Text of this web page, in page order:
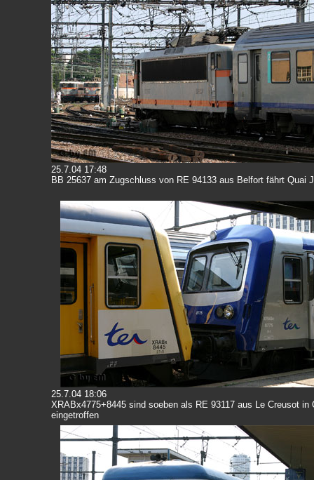
25.7.04 17:48
BB 25637 am Zugschluss von RE 94133 aus Belfort fährt Quai
25.7.04 18:06
XRABx4775+8445 sind soeben als RE 93117 aus Le Creusot in
eingetroffen